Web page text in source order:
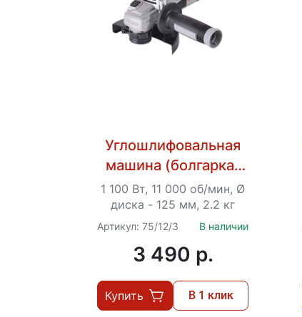
Углошлифовальная
машина (болгарка)
Ресанта
УШМ-125/1100
1 100 Вт, 11 000 об/мин, Ø
диска - 125 мм, 2.2 кг
Артикул: 75/12/3 В наличии
3 490 p.
Купить В 1 клик